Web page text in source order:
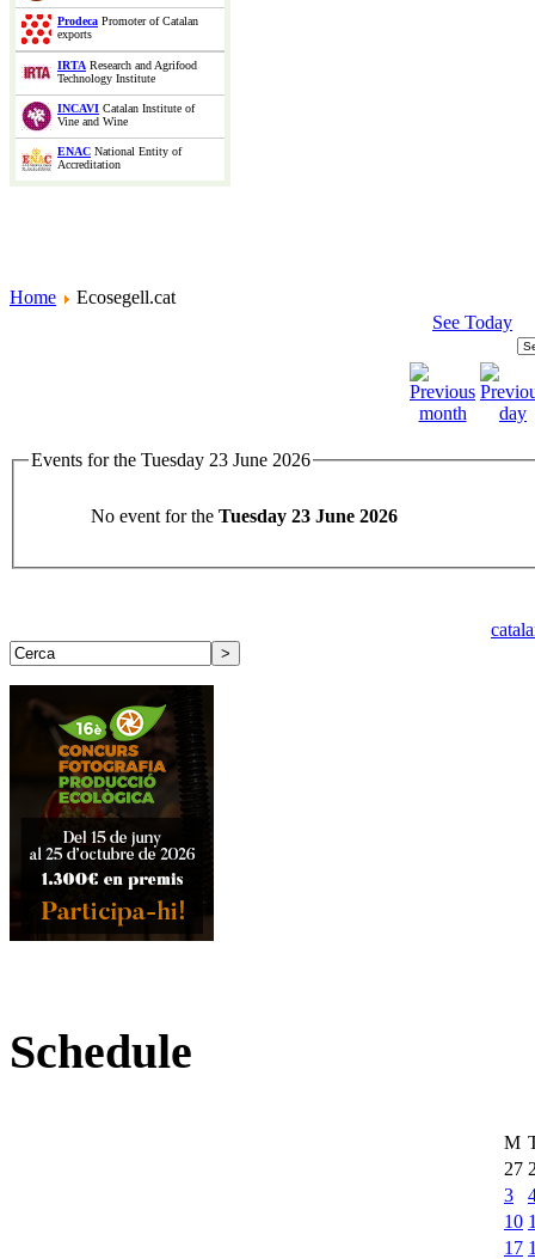
Prodeca Promoter of Catalan
exports
IRTA Research and Agrifood
Technology Institute
INCAVI Catalan Institute of
Vine and Wine
ENAC National Entity of
Accreditation
Home
Ecosegell.cat
See Today
Events for the Tuesday 23 June 2026
No event for the Tuesday 23 June 2026
Schedule
M
27
3
10
17